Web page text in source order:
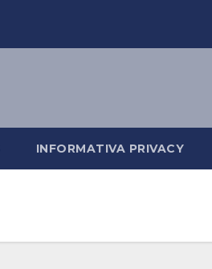
INFORMATIVA PRIVACY